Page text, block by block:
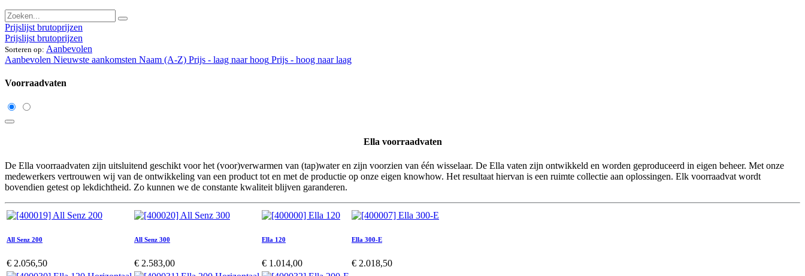
Prijslijst brutoprijzen
Prijslijst brutoprijzen
Sorteren op: Aanbevolen
Aanbevolen Nieuwste aankomsten Naam (A-Z) Prijs - laag naar hoog Prijs - hoog naar laag
Voorraadvaten
Ella voorraadvaten
De Ella voorraadvaten zijn uitsluitend geschikt voor het (voor)verwarmen van (tap)water en zijn voorzien van één wisselaar. De Ella vaten zijn ontwikkeld en worden geproduceerd in eigen beheer. Met onze
medewerkers vertrouwen wij van de ontwikkeling van een product tot en met de productie op onze eigen knowhow. Het resultaat hiervan is een ruimte collectie aan oplossingen. Elk voorraadvat wordt
bovendien getest op lekdichtheid. Zo kunnen we de constante kwaliteit blijven garanderen.
All Senz 200
€ 2.056,50
All Senz 300
€ 2.583,00
Ella 120
€ 1.014,00
Ella 300-E
€ 2.018,50